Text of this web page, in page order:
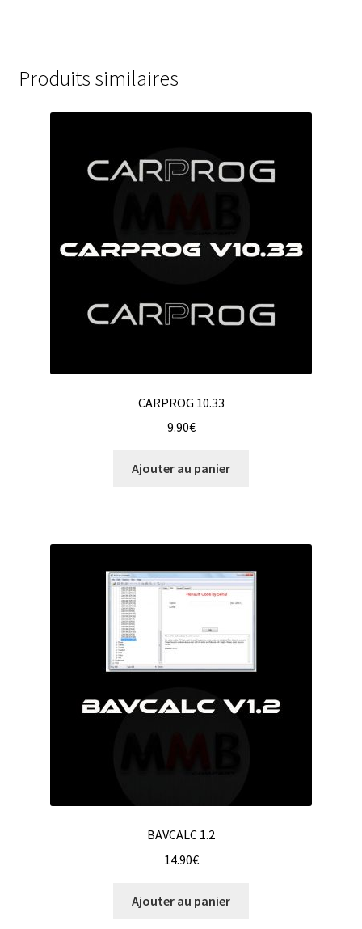
Produits similaires
CARPROG 10.33
9.90€
Ajouter au panier
BAVCALC 1.2
14.90€
Ajouter au panier